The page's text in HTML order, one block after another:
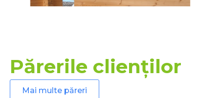
Părerile clienților
Mai multe păreri